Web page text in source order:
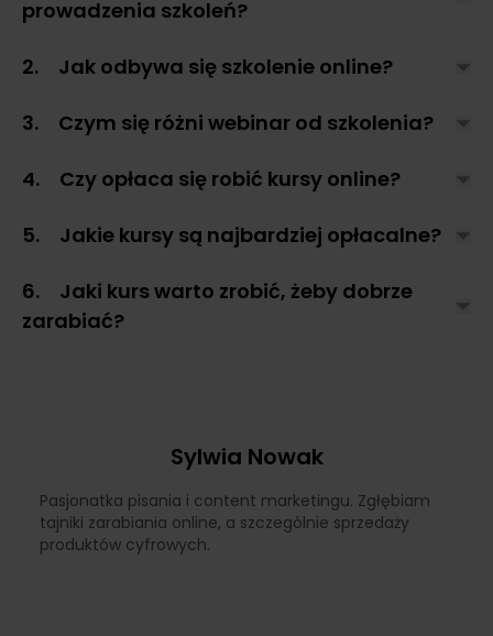
prowadzenia szkoleń?
2. Jak odbywa się szkolenie online?
3. Czym się różni webinar od szkolenia?
4. Czy opłaca się robić kursy online?
5. Jakie kursy są najbardziej opłacalne?
6. Jaki kurs warto zrobić, żeby dobrze
zarabiać?
Sylwia Nowak
Pasjonatka pisania i content marketingu. Zgłębiam
tajniki zarabiania online, a szczególnie sprzedaży
produktów cyfrowych.